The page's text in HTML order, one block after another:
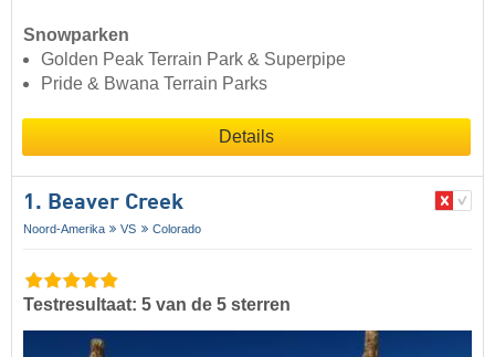
Snowparken
Golden Peak Terrain Park & Superpipe
Pride & Bwana Terrain Parks
Details
1. Beaver Creek
Noord-Amerika VS Colorado
Testresultaat: 5 van de 5 sterren